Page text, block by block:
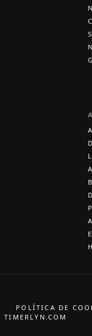
POLÍTICA DE
TIMERLYN.COM